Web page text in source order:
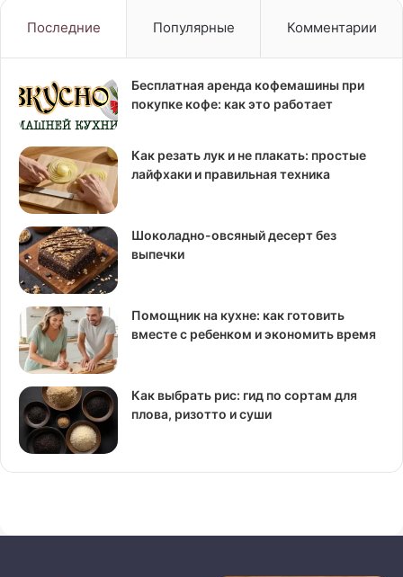
стола
Последние Популярные Комментарии
Бесплатная аренда кофемашины при
покупке кофе: как это работает
Как резать лук и не плакать: простые
лайфхаки и правильная техника
Шоколадно-овсяный десерт без
выпечки
Помощник на кухне: как готовить
вместе с ребенком и экономить время
Как выбрать рис: гид по сортам для
плова, ризотто и суши